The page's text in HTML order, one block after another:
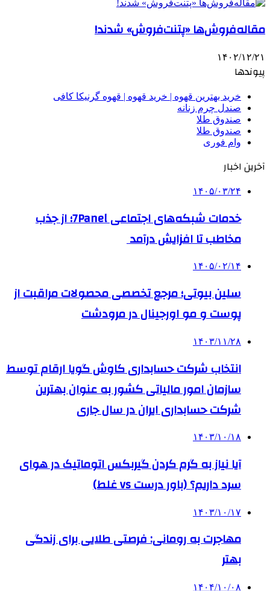
مقاله‌فروش‌ها «پتنت‌فروش» شدند!
۱۴۰۲/۱۲/۲۱
پیوندها
خرید بهترین قهوه | خرید قهوه | قهوه گرنیکا کافی
صندل چرم زنانه
صندوق طلا
صندوق طلا
وام فوری
آخرین اخبار
۱۴۰۵/۰۳/۲۴
خدمات شبکه‌های اجتماعی 7Panel؛ از جذب
مخاطب تا افزایش درآمد
۱۴۰۵/۰۲/۱۴
سلین بیوتی؛ مرجع تخصصی محصولات مراقبت از
پوست و مو اورجینال در مرودشت
۱۴۰۳/۱۱/۲۸
انتخاب شرکت حسابداری کاوش گویا ارقام توسط
سازمان امور مالیاتی کشور به عنوان بهترین
شرکت حسابداری ایران در سال جاری
۱۴۰۳/۱۰/۱۸
آیا نیاز به گرم کردن گیربکس اتوماتیک در هوای
سرد داریم؟ (باور درست vs غلط)
۱۴۰۳/۱۰/۱۷
مهاجرت به رومانی: فرصتی طلایی برای زندگی
بهتر
۱۴۰۴/۱۰/۰۸